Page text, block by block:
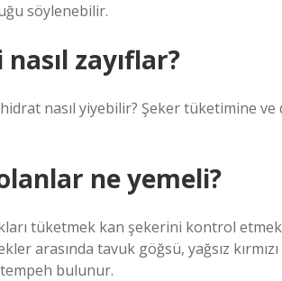
söylenebilir.
zayıflar?
nasıl yiyebilir? Şeker tüketimine ve
ne yemeli?
tüketmek kan şekerini kontrol
arasında tavuk göğsü, yağsız
bulunur.